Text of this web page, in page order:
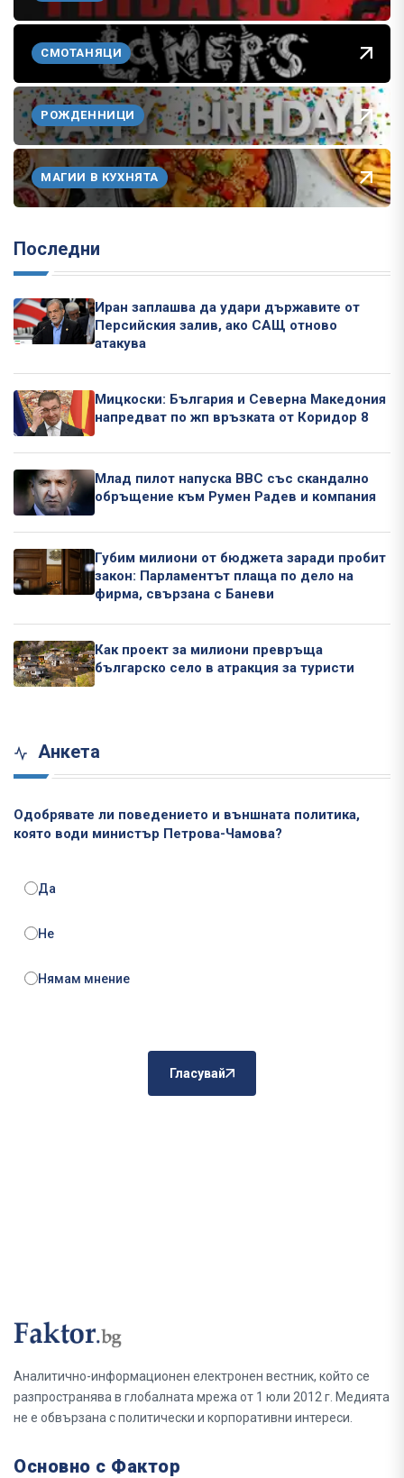
СМОТАНЯЦИ
РОЖДЕННИЦИ
МАГИИ В КУХНЯТА
Последни
Иран заплашва да удари държавите от
Персийския залив, ако САЩ отново
атакува
Мицкоски: България и Северна Македония
напредват по жп връзката от Коридор 8
Млад пилот напуска ВВС със скандално
обръщение към Румен Радев и компания
Губим милиони от бюджета заради пробит
закон: Парламентът плаща по дело на
фирма, свързана с Баневи
Как проект за милиони превръща
българско село в атракция за туристи
Анкета
Одобрявате ли поведението и външната политика,
която води министър Петрова-Чамова?
Да
Не
Нямам мнение
Гласувай
Аналитично-информационен електронен вестник, който се
разпространява в глобалната мрежа от 1 юли 2012 г. Медията
не е обвързана с политически и корпоративни интереси.
Основно с Фактор